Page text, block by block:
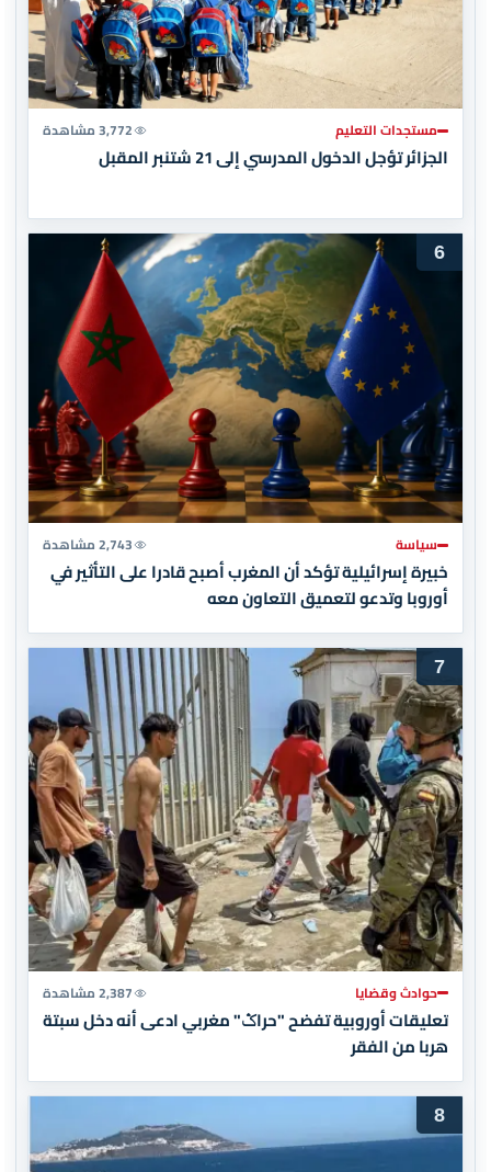
مستجدات التعليم 3,772 مشاهدة
الجزائر تؤجل الدخول المدرسي إلى 21 شتنبر المقبل
6
سياسة 2,743 مشاهدة
خبيرة إسرائيلية تؤكد أن المغرب أصبح قادرا على التأثير في
أوروبا وتدعو لتعميق التعاون معه
7
حوادث وقضايا 2,387 مشاهدة
تعليقات أوروبية تفضح "حراݣ" مغربي ادعى أنه دخل سبتة
هربا من الفقر
8